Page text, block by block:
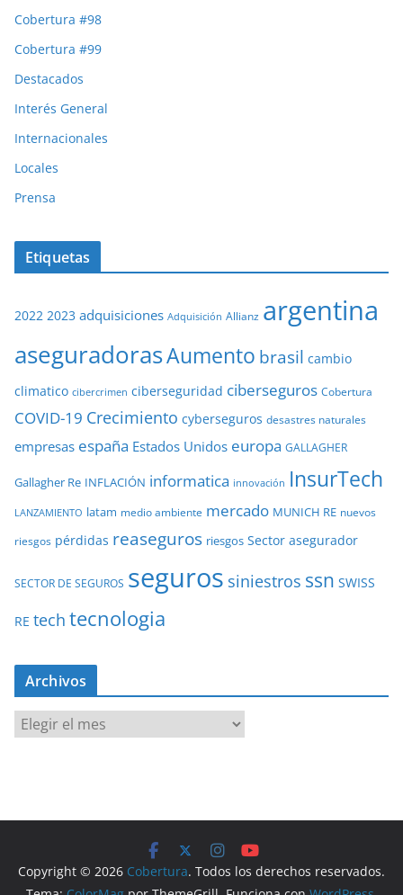
Cobertura #98
Cobertura #99
Destacados
Interés General
Internacionales
Locales
Prensa
Etiquetas
2022 2023 adquisiciones Adquisición Allianz argentina
aseguradorasAumento brasil cambio
climatico cibercrimen ciberseguridad ciberseguros Cobertura
COVID-19 Crecimiento cyberseguros desastres naturales
empresas españa Estados Unidos europa GALLAGHER
Gallagher Re INFLACIÓN informatica innovación InsurTech
LANZAMIENTO latam medio ambiente mercado MUNICH RE nuevos
riesgos pérdidas reaseguros riesgos Sector asegurador
SECTOR DE SEGUROS seguros siniestros ssn SWISS
RE tech tecnologia
Archivos
r
sCopyright © 2026 Cobertura. Todos los derechos reservados.